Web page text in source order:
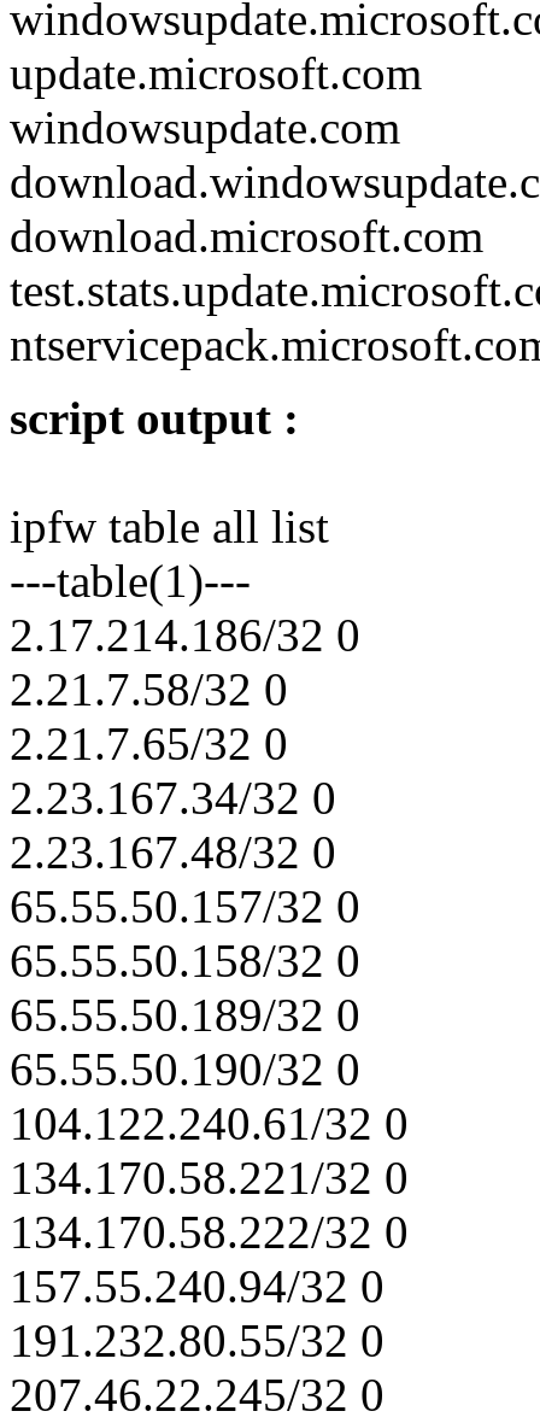
update.microsoft.com
windowsupdate.com
download.microsoft.com
script output :
ipfw table all list
---table(1)---
2.17.214.186/32 0
2.21.7.58/32 0
2.21.7.65/32 0
2.23.167.34/32 0
2.23.167.48/32 0
65.55.50.157/32 0
65.55.50.158/32 0
65.55.50.189/32 0
65.55.50.190/32 0
104.122.240.61/32 0
134.170.58.221/32 0
134.170.58.222/32 0
157.55.240.94/32 0
191.232.80.55/32 0
207.46.22.245/32 0